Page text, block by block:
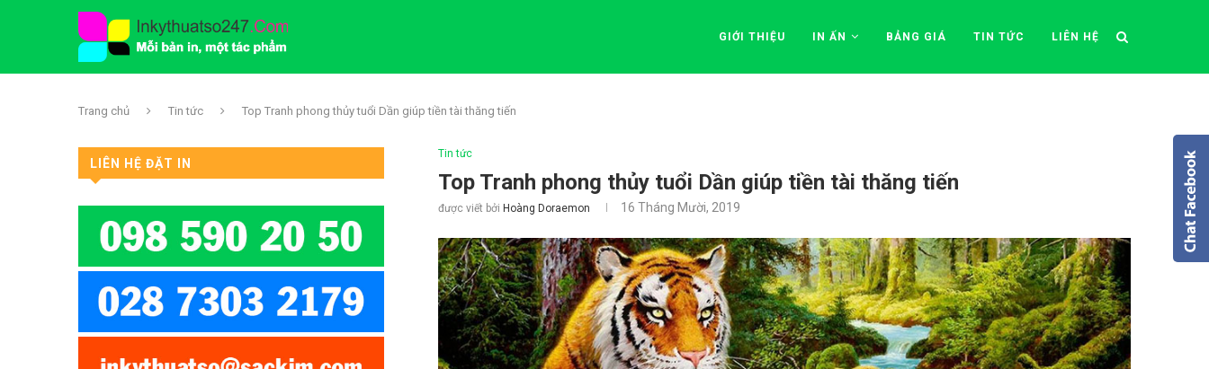
GIỚI THIỆU IN ẤN BẢNG GIÁ TIN TỨC LIÊN HỆ
Trang chủ Tin tức Top Tranh phong thủy tuổi Dần giúp tiền tài thăng tiến
Tin tức
Top Tranh phong thủy tuổi Dần giúp tiền tài thăng tiến
được viết bởi Hoàng Doraemon 16 Tháng Mười, 2019
LIÊN HỆ ĐẶT IN